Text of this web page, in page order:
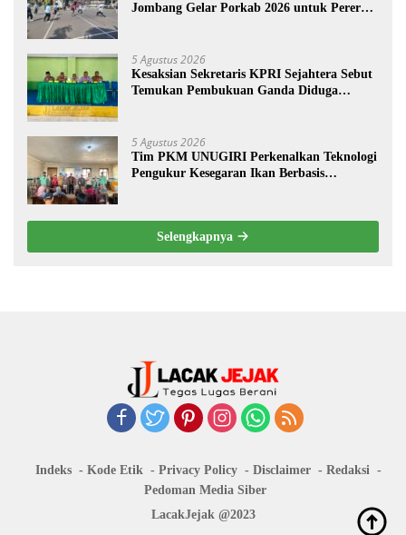
Jombang Gelar Porkab 2026 untuk Pererat
5 Agustus 2026
Kesaksian Sekretaris KPRI Sejahtera Sebut
Temukan Pembukuan Ganda Diduga
5 Agustus 2026
Tim PKM UNUGIRI Perkenalkan Teknologi
Pengukur Kesegaran Ikan Berbasis
Selengkapnya
Indeks Kode Etik Privacy Policy Disclaimer
Redaksi
Pedoman Media Siber
LacakJejak @2023